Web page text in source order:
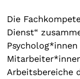
Die
Dienst“
Arbeitsbereiche